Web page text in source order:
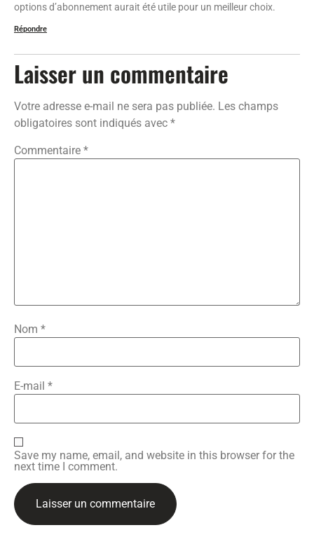
options d’abonnement aurait été utile pour un meilleur choix.
Répondre
Laisser un commentaire
Votre adresse e-mail ne sera pas publiée. Les champs
obligatoires sont indiqués avec *
Commentaire *
Nom *
E-mail *
Save my name, email, and website in this browser for the
next time I comment.